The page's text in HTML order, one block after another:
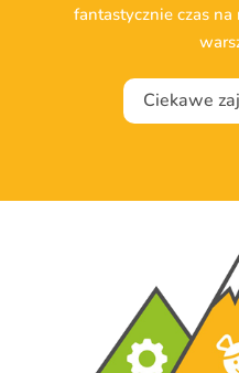
fantastycznie czas
Ciekawe